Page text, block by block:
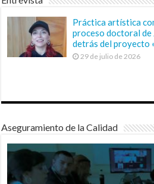
Práctica artística
proceso doctoral
detrás del proyecto
29 de julio de 2026
Aseguramiento de la Calidad